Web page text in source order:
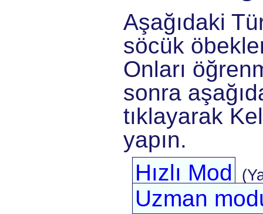
Aşağıdaki
söcük
Onları
sonra
tıklayarak
yapın.
Hızlı Mod
Uzman